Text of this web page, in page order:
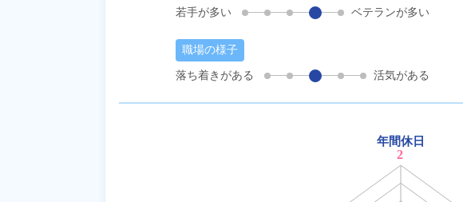
若手が多い
ベテランが多い
職場の様子
落ち着きがある
活気がある